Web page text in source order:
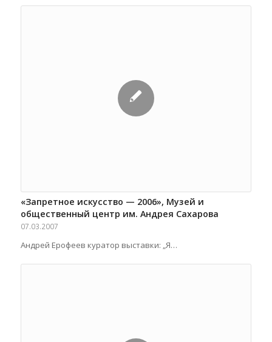
«Запретное искусство — 2006», Музей и
общественный центр им. Андрея Сахарова
07.03.2007
Андрей Ерофеев куратор выставки: „Я…